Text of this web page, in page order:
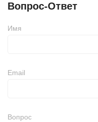
Вопрос-Ответ
Имя
Email
Вопрос